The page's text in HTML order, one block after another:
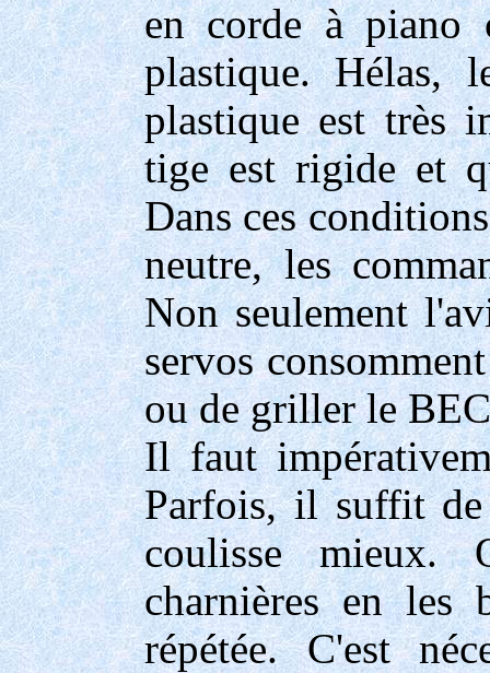
en corde à piano
plastique. Hélas,
plastique est très
tige est rigide et
Dans ces
neutre, les
Non seulement
servos
ou de griller le
Il faut
Parfois, il suffit
coulisse mieux.
charnières en les
répétée. C'est